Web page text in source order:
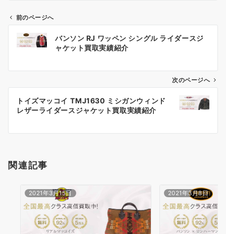
ビ
ン
前のページへ
バンソン RJ ワッペン シングル ライダースジ
ャケット買取実績紹介
次のページへ
トイズマッコイ TMJ1630 ミシガンウィンド
レザーライダースジャケット買取実績紹介
関連記事
2021年3月15日 2021年3月8日